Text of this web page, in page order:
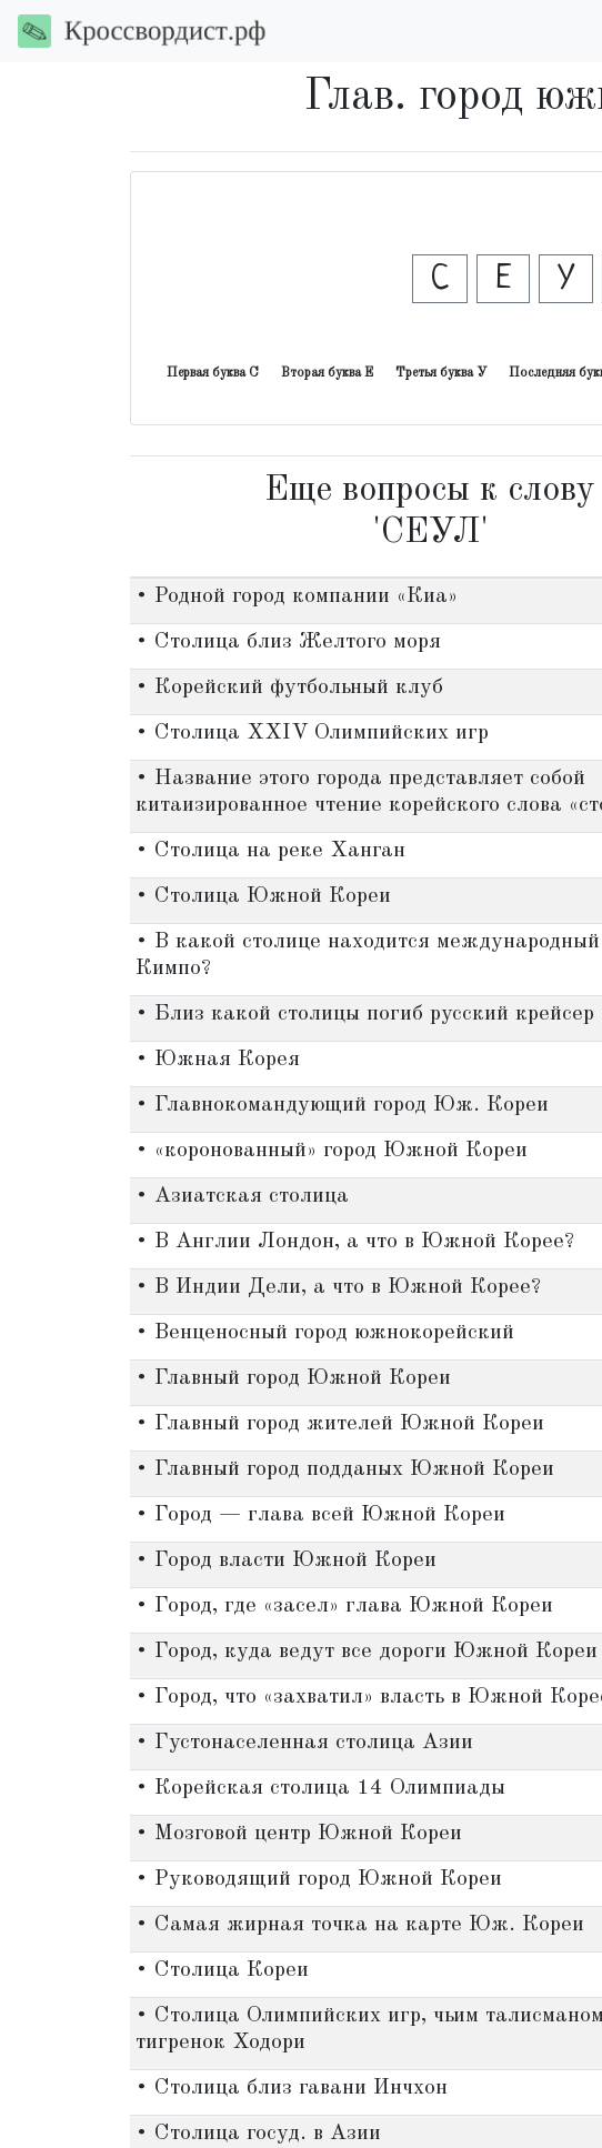
Глав. город
С Е У
Первая буква С Вторая буква Е Третья буква У Последняя
Еще вопросы к слову
'СЕУЛ'
• Родной город компании «Киа»
• Столица близ Желтого моря
• Корейский футбольный клуб
• Столица XXIV Олимпийских игр
• Название этого города представляет собой
китаизированное чтение корейского слова
• Столица на реке Ханган
• Столица Южной Кореи
• В какой столице находится международный
Кимпо?
• Близ какой столицы погиб русский крейсер
• Южная Корея
• Главнокомандующий город Юж. Кореи
• «коронованный» город Южной Кореи
• Азиатская столица
• В Англии Лондон, а что в Южной Корее?
• В Индии Дели, а что в Южной Корее?
• Венценосный город южнокорейский
• Главный город Южной Кореи
• Главный город жителей Южной Кореи
• Главный город подданых Южной Кореи
• Город — глава всей Южной Кореи
• Город власти Южной Кореи
• Город, где «засел» глава Южной Кореи
• Город, куда ведут все дороги Южной Кореи
• Город, что «захватил» власть в Южной
• Густонаселенная столица Азии
• Корейская столица 14 Олимпиады
• Мозговой центр Южной Кореи
• Руководящий город Южной Кореи
• Самая жирная точка на карте Юж. Кореи
• Столица Кореи
• Столица Олимпийских игр, чьим
тигренок Ходори
• Столица близ гавани Инчхон
• Столица госуд. в Азии